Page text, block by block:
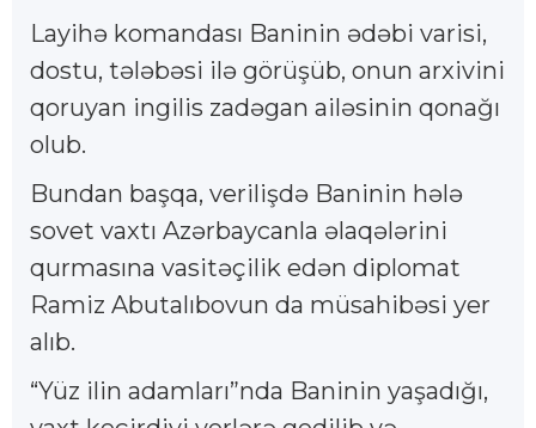
Layihə komandası Baninin ədəbi varisi,
dostu, tələbəsi ilə görüşüb, onun arxivini
qoruyan ingilis zadəgan ailəsinin qonağı
olub.
Bundan başqa, verilişdə Baninin hələ
sovet vaxtı Azərbaycanla əlaqələrini
qurmasına vasitəçilik edən diplomat
Ramiz Abutalıbovun da müsahibəsi yer
alıb.
“Yüz ilin adamları”nda Baninin yaşadığı,